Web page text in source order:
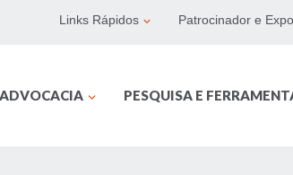
Links Rápidos Patrocinador e
PESQUISA E